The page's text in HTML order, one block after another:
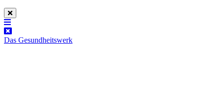
Das Gesundheitswerk